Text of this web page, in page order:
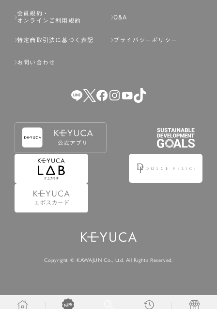
会員規約・
オンラインご利用規約
Q&A
特定商取引法に基づく表記 プライバシーポリシー
お問い合わせ
Copyright © KAWAJUN Co., Ltd. All Rights Reserved.